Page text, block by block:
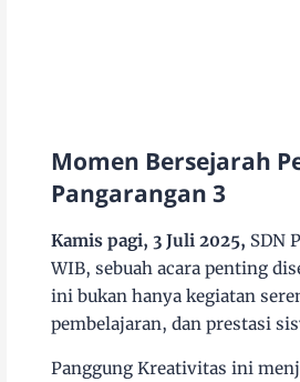
Momen Bersejarah
Pangarangan 3
Kamis pagi, 3 Juli 2025, SDN
WIB, sebuah acara penting
ini bukan hanya kegiatan
pembelajaran, dan prestasi
Panggung Kreativitas ini